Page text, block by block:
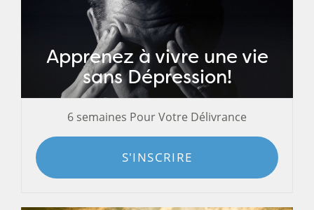
Apprenez à vivre une vie
sans Dépression!
6 semaines Pour Votre Délivrance
S'INSCRIRE